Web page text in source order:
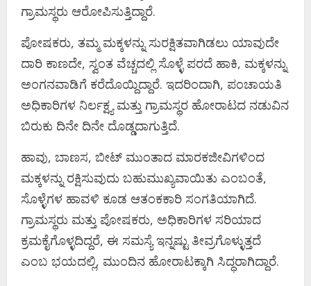
ಗ್ರಾಮಸ್ಥರು ಆರೋಪಿಸುತ್ತಿದ್ದಾರೆ.
ಪೋಷಕರು, ತಮ್ಮ ಮಕ್ಕಳನ್ನು ಸುರಕ್ಷಿತವಾಗಿಡಲು ಯಾವುದೇ
ದಾರಿ ಕಾಣದೇ, ಸ್ವಂತ ವೆಚ್ಚದಲ್ಲಿ ಸೊಳ್ಳೆ ಪರದೆ ಹಾಕಿ, ಮಕ್ಕಳನ್ನು
ಅಂಗನವಾಡಿಗೆ ಕರೆದೊಯ್ದಿದ್ದಾರೆ. ಇದರಿಂದಾಗಿ, ಪಂಚಾಯತಿ
ಅಧಿಕಾರಿಗಳ ನಿರ್ಲಕ್ಷ್ಯ ಮತ್ತು ಗ್ರಾಮಸ್ಥರ ಹೋರಾಟದ ನಡುವಿನ
ಬಿರುಕು ದಿನೇ ದಿನೇ ದೊಡ್ಡದಾಗುತ್ತಿದೆ.
ಹಾವು, ಬಾಣಸ, ಬೀಟ್ ಮುಂತಾದ ಮಾರಕಜೀವಿಗಳಿಂದ
ಮಕ್ಕಳನ್ನು ರಕ್ಷಿಸುವುದು ಬಹುಮುಖ್ಯವಾಯಿತು ಎಂಬಂತೆ,
ಸೊಳ್ಳೆಗಳ ಹಾವಳಿ ಕೂಡ ಆತಂಕಕಾರಿ ಸಂಗತಿಯಾಗಿದೆ.
ಗ್ರಾಮಸ್ಥರು ಮತ್ತು ಪೋಷಕರು, ಅಧಿಕಾರಿಗಳ ಸರಿಯಾದ
ಕ್ರಮಕೈಗೊಳ್ಳದಿದ್ದರೆ, ಈ ಸಮಸ್ಯೆ ಇನ್ನಷ್ಟು ತೀವ್ರಗೊಳ್ಳುತ್ತದೆ
ಎಂಬ ಭಯದಲ್ಲಿ, ಮುಂದಿನ ಹೋರಾಟಕ್ಕಾಗಿ ಸಿದ್ಧರಾಗಿದ್ದಾರೆ.